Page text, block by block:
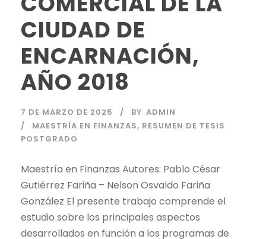
CIUDAD DE
ENCARNACIÓN,
AÑO 2018
7 DE MARZO DE 2025 BY ADMIN
MAESTRÍA EN FINANZAS, RESUMEN DE TESIS
POSTGRADO
Maestría en Finanzas Autores: Pablo César
Gutiérrez Fariña – Nelson Osvaldo Fariña
González El presente trabajo comprende el
estudio sobre los principales aspectos
desarrollados en función a los programas de